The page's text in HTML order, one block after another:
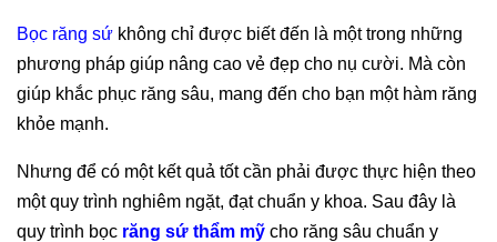
Bọc răng sứ không chỉ được biết đến là một trong những
phương pháp giúp nâng cao vẻ đẹp cho nụ cười. Mà còn
giúp khắc phục răng sâu, mang đến cho bạn một hàm răng
khỏe mạnh.
Nhưng để có một kết quả tốt cần phải được thực hiện theo
một quy trình nghiêm ngặt, đạt chuẩn y khoa. Sau đây là
quy trình bọc răng sứ thẩm mỹ cho răng sâu chuẩn y